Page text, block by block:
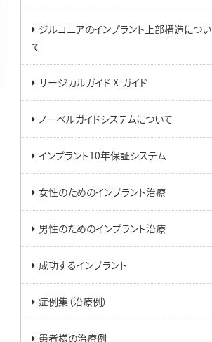
ジルコニアのインプラント上部構造につい
て
サージカルガイド X-ガイド
ノーベルガイドシステムについて
インプラント10年保証システム
女性のためのインプラント治療
男性のためのインプラント治療
成功するインプラント
症例集（治療例）
患者様の治療例